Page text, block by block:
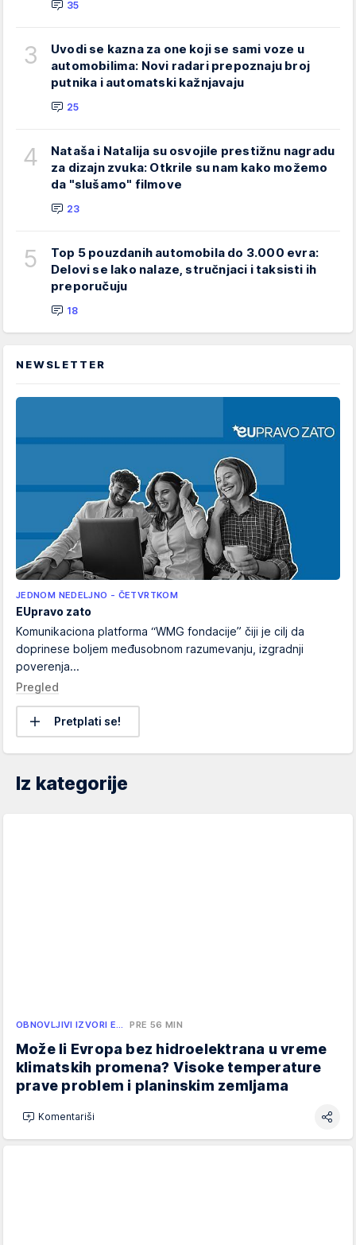
35
3
Uvodi se kazna za one koji se sami voze u
automobilima: Novi radari prepoznaju broj
putnika i automatski kažnjavaju
25
4
Nataša i Natalija su osvojile prestižnu nagradu
za dizajn zvuka: Otkrile su nam kako možemo
da "slušamo" filmove
23
5
Top 5 pouzdanih automobila do 3.000 evra:
Delovi se lako nalaze, stručnjaci i taksisti ih
preporučuju
18
NEWSLETTER
JEDNOM NEDELJNO - ČETVRTKOM
EUpravo zato
Komunikaciona platforma “WMG fondacije” čiji je cilj da
doprinese boljem međusobnom razumevanju, izgradnji
poverenja...
Pregled
Pretplati se!
Iz kategorije
OBNOVLJIVI IZVORI E… PRE 56 MIN
Može li Evropa bez hidroelektrana u vreme
klimatskih promena? Visoke temperature
prave problem i planinskim zemljama
Komentariši